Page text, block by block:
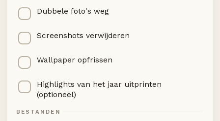
Dubbele foto's weg
Screenshots verwijderen
Wallpaper opfrissen
Highlights van het jaar uitprinten
(optioneel)
BESTANDEN